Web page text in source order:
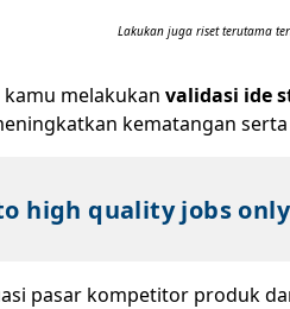
Lakukan juga riset terutama
melakukan validasi ide
kematangan
high quality jobs
pasar kompetitor produk